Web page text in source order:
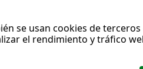
se usan cookies de
el rendimiento y tráfico